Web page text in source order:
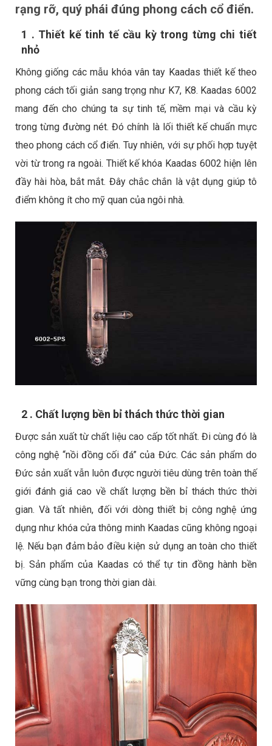
rạng rỡ, quý phái đúng phong cách cổ điển.
1 . Thiết kế tinh tế cầu kỳ trong từng chi tiết
nhỏ
Không giống các mẫu khóa vân tay Kaadas thiết kế theo
phong cách tối giản sang trọng như K7, K8. Kaadas 6002
mang đến cho chúng ta sự tinh tế, mềm mại và cầu kỳ
trong từng đường nét. Đó chính là lối thiết kế chuẩn mực
theo phong cách cổ điển. Tuy nhiên, với sự phối hợp tuyệt
vời từ trong ra ngoài. Thiết kế khóa Kaadas 6002 hiện lên
đầy hài hòa, bắt mắt. Đây chắc chắn là vật dụng giúp tô
điểm không ít cho mỹ quan của ngôi nhà.
2 . Chất lượng bền bỉ thách thức thời gian
Được sản xuất từ chất liệu cao cấp tốt nhất. Đi cùng đó là
công nghệ “nồi đồng cối đá” của Đức. Các sản phẩm do
Đức sản xuất vẫn luôn được người tiêu dùng trên toàn thế
giới đánh giá cao về chất lượng bền bỉ thách thức thời
gian. Và tất nhiên, đối với dòng thiết bị công nghệ ứng
dụng như khóa cửa thông minh Kaadas cũng không ngoại
lệ. Nếu bạn đảm bảo điều kiện sử dụng an toàn cho thiết
bị. Sản phẩm của Kaadas có thể tự tin đồng hành bền
vững cùng bạn trong thời gian dài.